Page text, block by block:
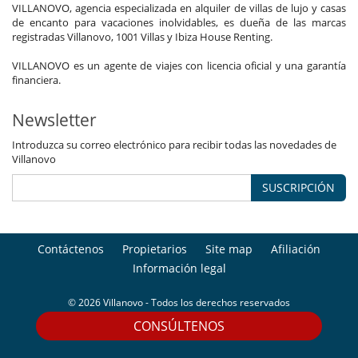
CONSÚLTENOS
VILLANOVO, agencia especializada en alquiler de villas de lujo y casas
de encanto para vacaciones inolvidables, es dueña de las marcas
registradas Villanovo, 1001 Villas y Ibiza House Renting.
VILLANOVO es un agente de viajes con licencia oficial y una garantía
financiera.
Newsletter
Introduzca su correo electrónico para recibir todas las novedades de
Villanovo
SUSCRIPCIÓN
Contáctenos Propietarios Site map
Afiliación
Información legal
© 2026 Villanovo - Todos los derechos reservados